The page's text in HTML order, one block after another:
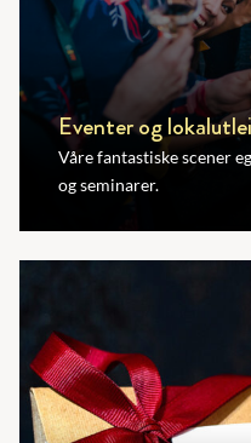
Eventer og
Våre fantastiske scener
og seminarer.